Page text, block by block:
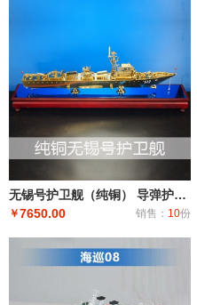
无锡号护卫舰（纯铜） 导弹护卫舰工艺船航模纪念摆件展览收藏品送礼
￥7650.00 销售： 10份